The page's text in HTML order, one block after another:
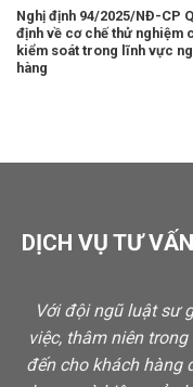
Nghị định 94/2025/NĐ-CP
định về cơ chế thử nghiệm
kiểm soát trong lĩnh vực
hàng
DỊCH VỤ TƯ
Với đội ngũ luật sư
việc, thâm niên
đến cho khách hàng